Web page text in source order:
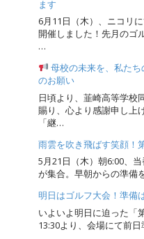
ます
6月11日（木）、ニコリ
開催しました！先月のゴ
…
母校の未来を、私た
のお願い
日頃より、韮崎高等学校
賜り、心より感謝申し上
「継…
雨雲を吹き飛ばす笑顔！
5月21日（木）朝6:00、
が集合。早朝からの準備
明日はゴルフ大会！準備
いよいよ明日に迫った「
13:30より、会場にて前